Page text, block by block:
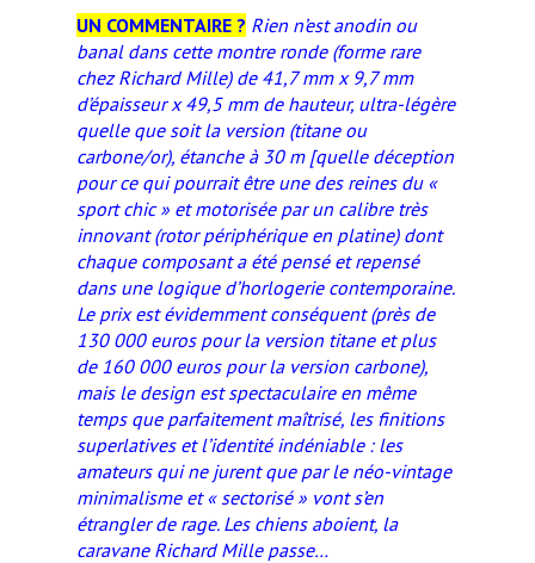
UN COMMENTAIRE ? Rien n’est anodin ou
banal dans cette montre ronde (forme rare
chez Richard Mille) de 41,7 mm x 9,7 mm
d’épaisseur x 49,5 mm de hauteur, ultra-légère
quelle que soit la version (titane ou
carbone/or), étanche à 30 m [quelle déception
pour ce qui pourrait être une des reines du «
sport chic » et motorisée par un calibre très
innovant (rotor périphérique en platine) dont
chaque composant a été pensé et repensé
dans une logique d’horlogerie contemporaine.
Le prix est évidemment conséquent (près de
130 000 euros pour la version titane et plus
de 160 000 euros pour la version carbone),
mais le design est spectaculaire en même
temps que parfaitement maîtrisé, les finitions
superlatives et l’identité indéniable : les
amateurs qui ne jurent que par le néo-vintage
minimalisme et « sectorisé » vont s’en
étrangler de rage. Les chiens aboient, la
caravane Richard Mille passe…